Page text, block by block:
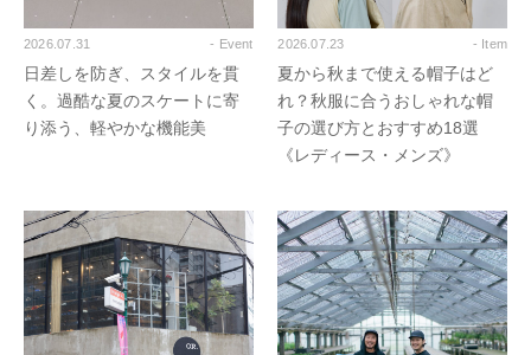
2026.07.31 - Event
日差しを防ぎ、スタイルを貫
く。過酷な夏のスケートに寄
り添う、軽やかな機能美
2026.07.23 - Item
夏から秋まで使える帽子はど
れ？秋服に合うおしゃれな帽
子の選び方とおすすめ18選
《レディース・メンズ》